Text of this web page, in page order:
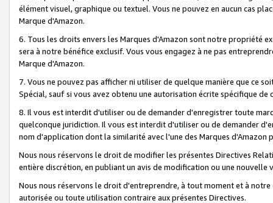
élément visuel, graphique ou textuel. Vous ne pouvez en aucun cas
Marque d'Amazon.
6. Tous les droits envers les Marques d'Amazon sont notre propriété
sera à notre bénéfice exclusif. Vous vous engagez à ne pas
Marque d'Amazon.
7. Vous ne pouvez pas afficher ni utiliser de quelque manière que ce
Spécial, sauf si vous avez obtenu une autorisation écrite spécifique de
8. Il vous est interdit d'utiliser ou de demander d'enregistrer toute
quelconque juridiction. Il vous est interdit d'utiliser ou de demander
nom d'application dont la similarité avec l'une des Marques
Nous nous réservons le droit de modifier les présentes Directives
entière discrétion, en publiant un avis de modification ou une nouvelle
Nous nous réservons le droit d'entreprendre, à tout moment et à
autorisée ou toute utilisation contraire aux présentes Directives.